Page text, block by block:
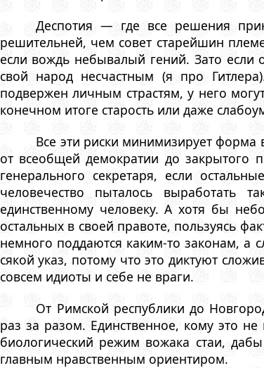
Деспотия — где все решения
решительней, чем совет старейшин
если вождь небывалый гений. Зато если
свой народ несчастным (я про
подвержен личным страстям, у него
конечном итоге старость или даже
Все эти риски минимизирует
от всеобщей демократии до закрытого
генерального секретаря, если
человечество пыталось выработать
единственному человеку. А хотя бы
остальных в своей правоте, пользуясь
немного поддаются каким-то законам, а
сякой указ, потому что это диктуют
совсем идиоты и себе не враги.
От Римской республики до
раз за разом. Единственное, кому это
биологический режим вожака стаи,
главным нравственным ориентиром.